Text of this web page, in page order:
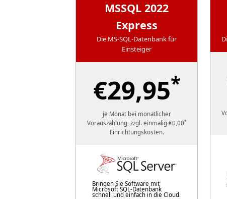
MSSQL 2022
Express
Die MS-SQL-Datenbank für
Einsteiger
€29,95*
je Monat bei monatlicher
Vorauszahlung, zzgl. einmalig €0,00*
Einrichtungskosten.
Bringen Sie Software mit
Microsoft SQL-Datenbank
schnell und einfach in die Cloud.